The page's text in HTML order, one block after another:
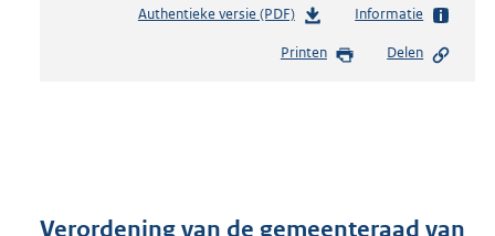
Authentieke versie (PDF)b
s
r
Informatie
Printen Delen
Verordening van de gemeenteraad van